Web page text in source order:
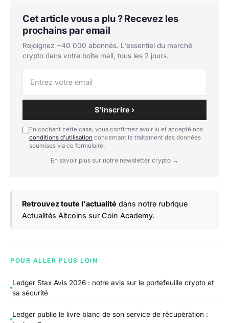
Cet article vous a plu ? Recevez les
prochains par email
Rejoignez +40 000 abonnés. L'essentiel du marché
crypto dans votre boîte mail, tous les 2 jours.
S'inscrire ›
En cochant cette case, vous confirmez avoir lu et accepté nos
conditions d'utilisation concernant le traitement des données
soumises via ce formulaire.
En savoir plus sur notre newsletter crypto →
Retrouvez toute l'actualité dans notre rubrique
Actualités Altcoins sur Coin Academy.
POUR ALLER PLUS LOIN
Ledger Stax Avis 2026 : notre avis sur le portefeuille crypto et
sa sécurité
Ledger publie le livre blanc de son service de récupération :